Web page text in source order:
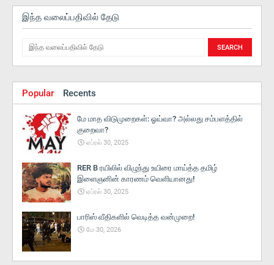
இந்த வலைப்பதிவில் தேடு
Popular Recents
மே மாத விடுமுறைகள்: ஓய்வா? அல்லது சம்பளத்தில்
குறைவா?
ஏப்ரல் 30, 2025
RER B ரயிலில் விழுந்து உயிரை மாய்த்த தமிழ்
இளைஞனின் காரணம் வெளியானது!
ஏப்ரல் 30, 2025
பாரிஸ் வீதிகளில் வெடித்த வன்முறை!
மே 30, 2026